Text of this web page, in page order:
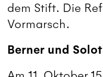
dem Stift. Die
Vormarsch.
Berner und